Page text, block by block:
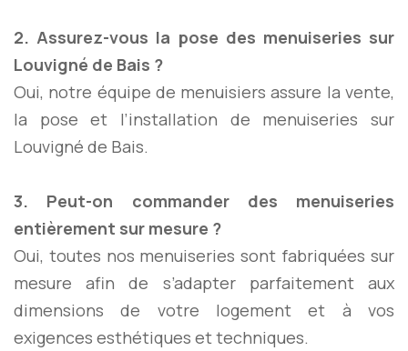
2. Assurez-vous la pose des menuiseries sur
Louvigné de Bais ?
Oui, notre équipe de menuisiers assure la vente,
la pose et l’installation de menuiseries sur
Louvigné de Bais.
3. Peut-on commander des menuiseries
entièrement sur mesure ?
Oui, toutes nos menuiseries sont fabriquées sur
mesure afin de s’adapter parfaitement aux
dimensions de votre logement et à vos
exigences esthétiques et techniques.